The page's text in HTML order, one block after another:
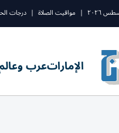
| مواقيت الصلاة | درجات
الإماراتعرب